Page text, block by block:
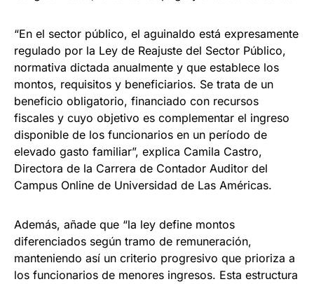
“En el sector público, el aguinaldo está expresamente
regulado por la Ley de Reajuste del Sector Público,
normativa dictada anualmente y que establece los
montos, requisitos y beneficiarios. Se trata de un
beneficio obligatorio, financiado con recursos
fiscales y cuyo objetivo es complementar el ingreso
disponible de los funcionarios en un período de
elevado gasto familiar”, explica Camila Castro,
Directora de la Carrera de Contador Auditor del
Campus Online de Universidad de Las Américas.
Además, añade que “la ley define montos
diferenciados según tramo de remuneración,
manteniendo así un criterio progresivo que prioriza a
los funcionarios de menores ingresos. Esta estructura